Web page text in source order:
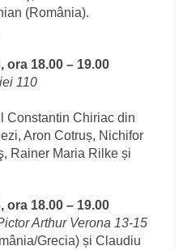
(România).
ora 18.00 – 19.00
110
Constantin Chiriac din
Aron Cotruș, Nichifor
Rainer Maria Rilke și
ora 18.00 – 19.00
Arthur Verona 13-15
Grecia) și Claudiu